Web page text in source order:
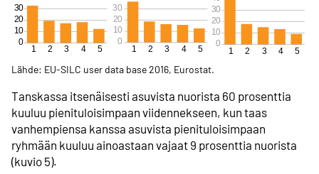
Lähde: EU-SILC user data base 2016, Eurostat.
Tanskassa itsenäisesti asuvista nuorista 60 prosenttia
kuuluu pieni­tuloisimpaan viidennekseen, kun taas
vanhempiensa kanssa asuvista pieni­tuloisimpaan
ryhmään kuuluu ainoastaan vajaat 9 prosenttia nuorista
(kuvio 5).